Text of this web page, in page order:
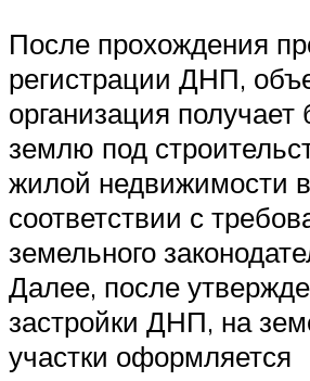
После прохождения
регистрации ДНП,
организация получает
землю под
жилой недвижимости в
соответствии с
земельного
Далее, после
застройки ДНП, на
участки оформляется